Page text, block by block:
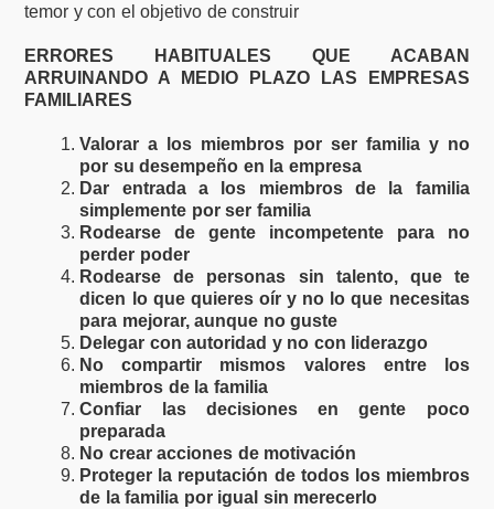
temor y con el objetivo de construir
ERRORES HABITUALES QUE ACABAN
ARRUINANDO A MEDIO PLAZO LAS EMPRESAS
FAMILIARES
Valorar a los miembros por ser familia y no
por su desempeño en la empresa
Dar entrada a los miembros de la familia
simplemente por ser familia
Rodearse de gente incompetente para no
perder poder
Rodearse de personas sin talento, que te
dicen lo que quieres oír y no lo que necesitas
para mejorar, aunque no guste
Delegar con autoridad y no con liderazgo
No compartir mismos valores entre los
miembros de la familia
Confiar las decisiones en gente poco
preparada
No crear acciones de motivación
Proteger la reputación de todos los miembros
de la familia por igual sin merecerlo